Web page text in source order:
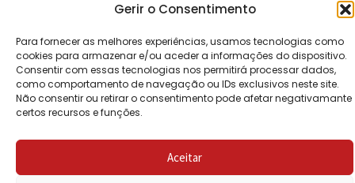
Gerir o Consentimento
Para fornecer as melhores experiências, usamos tecnologias como
cookies para armazenar e/ou aceder a informações do dispositivo.
Consentir com essas tecnologias nos permitirá processar dados,
como comportamento de navegação ou IDs exclusivos neste site.
Não consentir ou retirar o consentimento pode afetar negativamante
certos recursos e funções.
Aceitar
POLÍTICA DE
PRIVACIDADE
POLÍTICA DE
REEMBOLSO
LIVRO DE